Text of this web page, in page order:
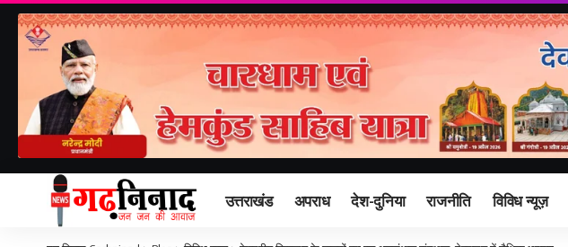
उत्तराखंड अपराध देश-दुनिया राजनीति विविध न्यूज़